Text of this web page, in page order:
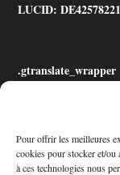
Pour offrir les meilleures
cookies pour stocker et/ou
à ces technologies nous
LUCID:
.gtranslate_wrapper
Mon Compte